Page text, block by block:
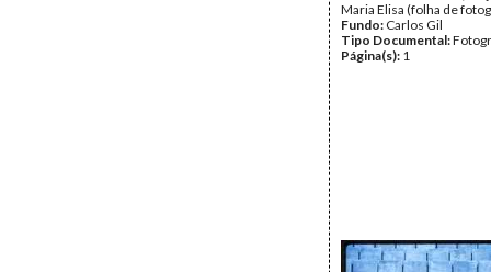
Maria Elisa (folha de
Fundo: Carlos Gil
Tipo Documental:
Página(s): 1